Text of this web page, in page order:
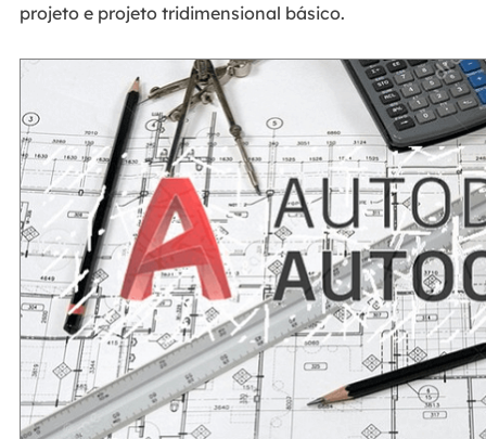
projeto e projeto tridimensional básico.